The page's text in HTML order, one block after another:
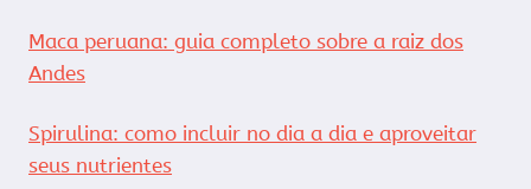
Maca peruana: guia completo sobre a raiz dos
Andes
Spirulina: como incluir no dia a dia e aproveitar
seus nutrientes